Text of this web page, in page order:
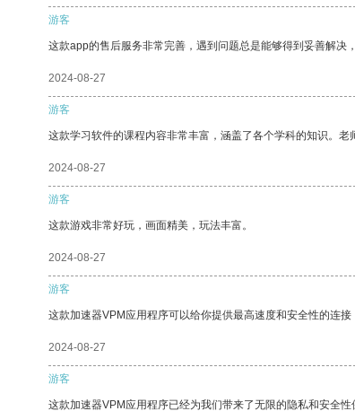
游客
这款app的售后服务非常完善，遇到问题总是能够得到妥善解决
2024-08-27
游客
这款学习软件的课程内容非常丰富，涵盖了各个学科的知识。老
2024-08-27
游客
这款游戏非常好玩，画面精美，玩法丰富。
2024-08-27
游客
这款加速器VPM应用程序可以给你提供最高速度和安全性的连接
2024-08-27
游客
这款加速器VPM应用程序已经为我们带来了无限的隐私和安全性